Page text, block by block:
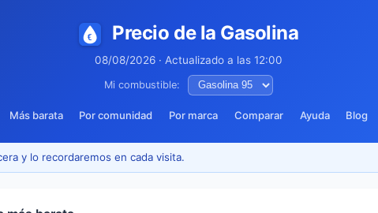
Precio de la Gasolina
08/08/2026 · Actualizado a las 12:00
Mi combustible:
Más barata Por comunidad Por marca Comparar Ayuda Blog
y lo recordaremos en cada visita.